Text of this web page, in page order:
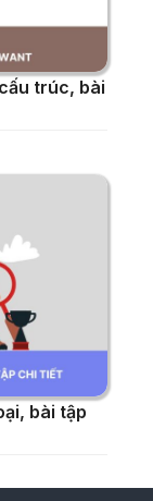
trúc, bài
bài tập